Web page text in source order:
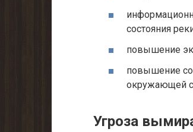
состояния
повышение
повышение
окружающей
Угроза